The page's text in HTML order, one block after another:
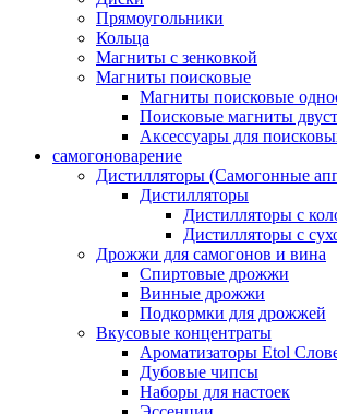
Прямоугольники
Кольца
Магниты с зенковкой
Магниты поисковые
Магниты поисковые
Поисковые магниты
Аксессуары для
самогоноварение
Дистилляторы (Самогонные
Дистилляторы
Дистилляторы с
Дистилляторы с
Дрожжи для самогонов и вина
Спиртовые дрожжи
Винные дрожжи
Подкормки для дрожжей
Вкусовые концентраты
Ароматизаторы Etol
Дубовые чипсы
Наборы для настоек